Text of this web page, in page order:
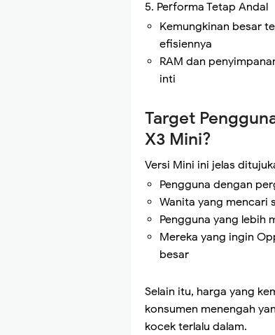
5. Performa Tetap Andal
Kemungkinan besar
efisiennya
RAM dan
inti
Target
X3 Mini?
Versi Mini ini jelas
Pengguna dengan
Wanita yang mencari
Pengguna yang lebih
Mereka yang ingin
besar
Selain itu, harga yang
konsumen menengah
kocek terlalu dalam.